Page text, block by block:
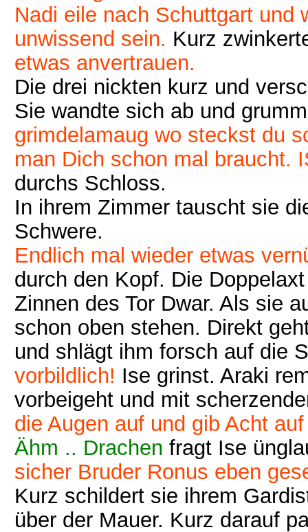
Nadi eile nach Schuttgart und
unwissend sein. Kurz
etwas anvertrauen.
Die drei nickten kurz und
Sie wandte sich ab und
grimdelamaug wo steckst du
man Dich schon mal braucht.
durchs Schloss.
In ihrem Zimmer tauscht sie
Schwere.
Endlich mal wieder etwas
durch den Kopf. Die
Zinnen des Tor Dwar. Als sie
schon oben stehen. Direkt
und shlägt ihm forsch auf die
vorbildlich! Ise grinst. Araki
vorbeigeht und mit
die Augen auf und gib Acht
Ähm .. Drachen fragt Ise
sicher Bruder Ronus eben
Kurz schildert sie ihrem
über der Mauer. Kurz darauf